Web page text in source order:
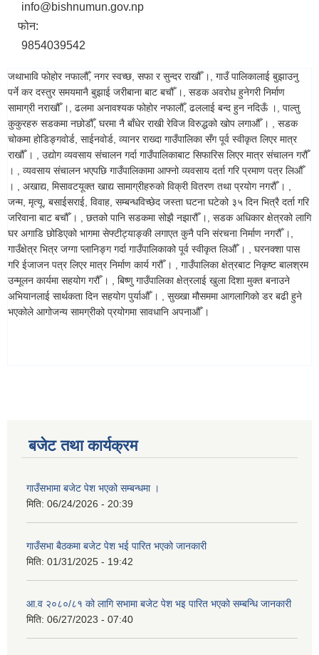
info@bishnumun.gov.np
फोन:
9854039542
जथाभावि फोहोर नफालौँ, नगर स्वच्छ, सफा र सुन्दर राखौँ ।, गाउँ पालिकालाई बुझाउनु
पर्ने कर दस्तुर समयमानै बुझाई जरीबाना बाट बचौँ ।, सडक अवरोध हुनेगरी निर्माण
सामाग्री नराखौँ ।, ढलमा अनावश्यक फोहोर नफालौँ, ढललाई बन्द हुन नदिऊँ ।, पाल्तु
कुकुरहरु सडकमा नछोडौँ, घरमा नै बाँधेर राखी रेविज विरुद्धको खोप लगाऔँ । , सडक
चोकमा होडिङ्गवोर्ड, साईनवोर्ड, व्यानर राख्दा गाउँपालिका सँग पूर्व स्वीकृत लिएर मात्र
राखौँ । , उद्योग व्यवसाय संचालन गर्दा गाउँपालिकाबाट सिफारिस लिएर मात्र संचालन गरौँ
। , व्यवसाय संचालन भएपछि गाउँपालिकामा आफ्नो व्यवसाय दर्ता गरि प्रमाण पत्र लिऔँ
। , अखाद्य, मिसावटयूक्त खाद्य सामाग्रीहरुको विक्री वितरण तथा प्रयोग नगरौँ । ,
जन्म, मृत्यू, बसाईसराई, विवाह, सम्बन्धविच्छेद जस्ता घटना घटेको ३५ दिन भित्रै दर्ता गरि
जरिवाना बाट बचौँ । , छतको पानि सडकमा सोझै नझारौँ ।, सडक अधिकार क्षेत्रको लागि
घर अगाडि छोडिएको भागमा सेफ्टीट्याङ्की लगाएत कुनै पनि संरचना निर्माण नगरौँ ।,
गाउँक्षेत्र भित्र जग्गा प्लानिङ्ग गर्दा गाउँपालिकाको पूर्व स्वीकृत लिऔँ । , घरनक्शा पास
गरि ईजाजन पत्र लिएर मात्र निर्माण कार्य गरौँ । , गाउँपालिका क्षेत्रबाट निकृष्ट बालश्रम
उन्मूलन कार्यमा सहयोग गरौँ । , बिष्णु गाउँपालिका क्षेत्रलाई खुला दिशा मुक्त बनाउने
अभियानलाई सार्थकता दिन सहयोग पुर्याऔँ । , सुख्खा मौसममा आगलागिको डर बढी हुने
भएकोले आगोजन्य सामग्रीको प्रयोगमा सावधानि अपनाऔँ ।
बजेट तथा कार्यक्रम
गाउँसभामा बजेट पेश भएको सम्बन्धमा ।
मिति: 06/24/2026 - 20:39
गाउँसभा बैठकमा बजेट पेश भई पारित भएको जानकारी
मिति: 01/31/2025 - 19:42
आ.व २०८०/८१ को लागि सभामा बजेट पेश भइ पारित भएको सम्बन्धि जानकारी
मिति: 06/27/2023 - 07:40